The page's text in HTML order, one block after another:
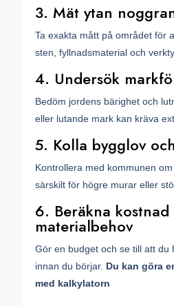
3. Mät ytan
Ta exakta mått på området för
sten, fyllnadsmaterial och
4. Undersök
Bedöm jordens bärighet och
eller lutande mark kan kräva
5. Kolla bygglov
Kontrollera med kommunen
särskilt för högre murar eller
6. Beräkna kostnad
materialbehov
Gör en budget och se till att du
innan du börjar. Du kan göra
med kalkylatorn